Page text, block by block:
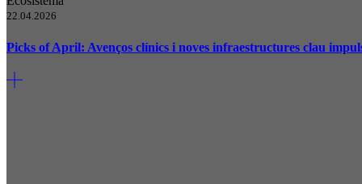
22.04.2026
Picks of April: Avenços clínics i noves infraestructures clau